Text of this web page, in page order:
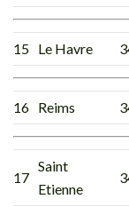
15 Le Havre
16 Reims
17
Saint
Etienne